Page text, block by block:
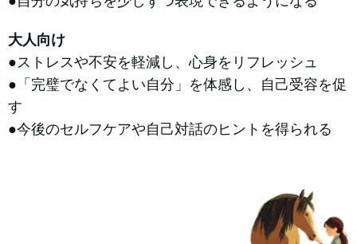
大人向け
●ストレスや不安を軽減し、心身をリフレッシュ
●「完璧でなくてよい自分」を体感し、自己受容を促
す
●今後のセルフケアや自己対話のヒントを得られる